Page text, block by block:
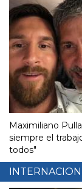
Maximiliano
siempre el
todos"